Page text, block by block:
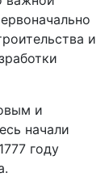
и
и
начали
году